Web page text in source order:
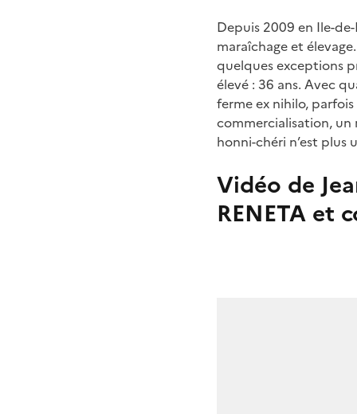
Depuis 2009 en Ile-
maraîchage et
quelques exceptions
élevé : 36 ans. Avec
ferme ex nihilo,
commercialisation,
honni-chéri n’est plus
Vidéo de
RENETA et